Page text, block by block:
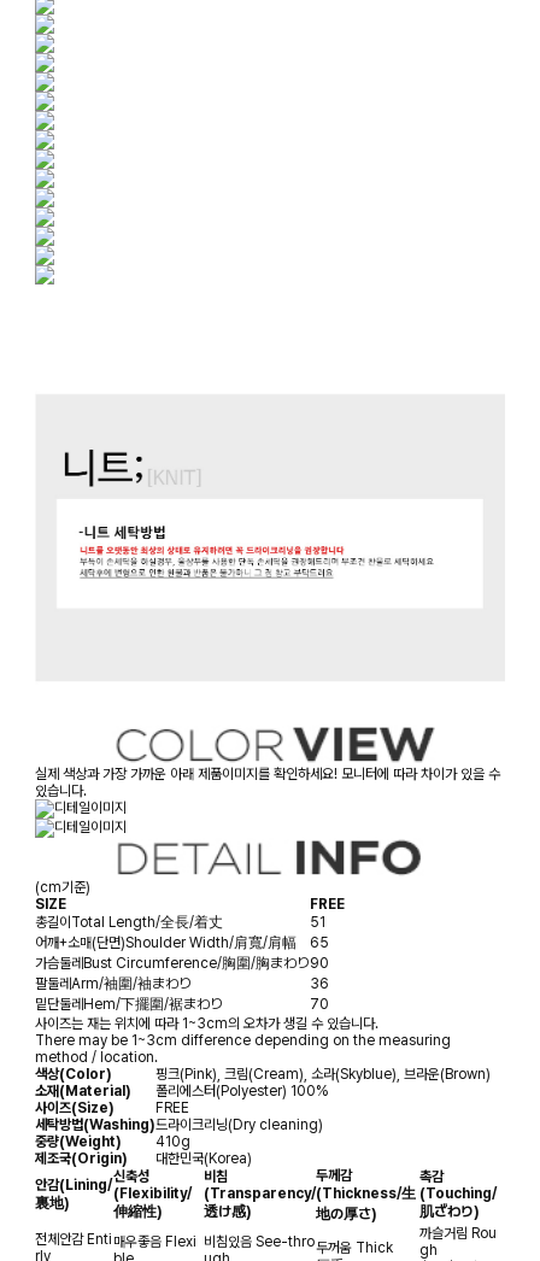
실제 색상과 가장 가까운 아래 제품이미지를 확인하세요! 모니터에 따라 차이가 있을 수
있습니다.
(cm기준)
SIZE
FREE
총길이 Total Length/全長/着丈
51
어깨+소매(단면)Shoulder Width/肩寬/肩幅
65
가슴둘레 Bust Circumference/胸圍/胸まわり90
팔둘레 Arm/袖圍/袖まわり
36
밑단둘레 Hem/下擺圍/裾まわり
70
사이즈는 재는 위치에 따라 1~3cm의 오차가 생길 수 있습니다.
There may be 1~3cm difference depending on the measuring
method / location.
색상(Color)
핑크(Pink), 크림(Cream), 소라(Skyblue), 브라운(Brown)
소재(Material)
폴리에스터(Polyester) 100%
사이즈(Size)
FREE
세탁방법(Washing)드라이크리닝(Dry cleaning)
중량(Weight)
410g
제조국(Origin)
대한민국(Korea)
안감(Lining/
裏地)
신축성
(Flexibility/
伸縮性)
비침
(Transparency/
透け感)
두께감
(Thickness/生
地の厚さ)
촉감
(Touching/
肌ざわり)
전체안감 Enti
rly
매우좋음 Flexi 비침있음 See-thro두꺼움 Thick
까슬거림 Rou
gh